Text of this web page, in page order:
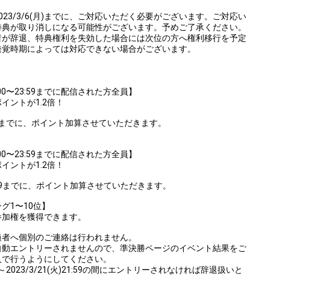
3/6(月)までに、ご対応いただく必要がございます。ご対応い
が取り消しになる可能性がございます。予めご了承ください。
辞退、特典権利を失効した場合には次位の方へ権利移行を予定
時期によっては対応できない場合がございます。
〜23:59までに配信された方全員】
ントが1.2倍！
に、ポイント加算させていただきます。
〜23:59までに配信された方全員】
ントが1.2倍！
でに、ポイント加算させていただきます。
1〜10位】
権を獲得できます。
へ個別のご連絡は行われません。
エントリーされませんので、準決勝ページのイベント結果をご
行うようにしてください。
2023/3/21(火)21:59の間にエントリーされなければ辞退扱いと